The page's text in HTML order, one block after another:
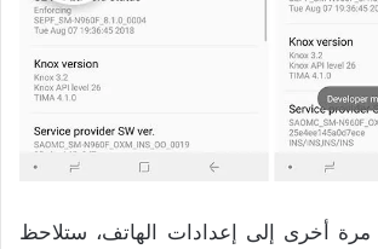
مرة أخرى إلى إعدادات الهاتف، ستلاحظ